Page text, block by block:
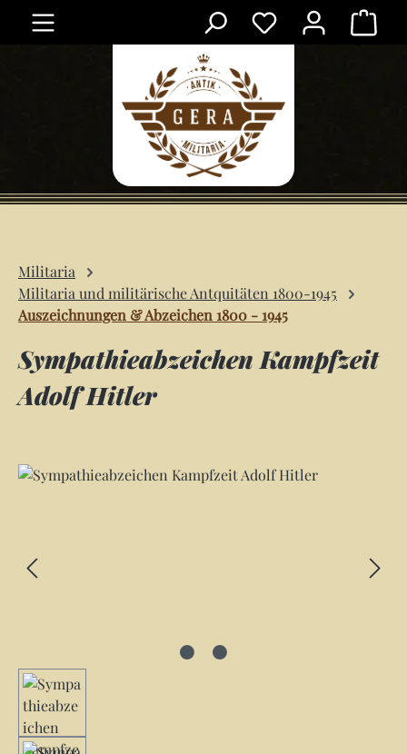
Zum Hauptinhalt springen
Militaria
Militaria und militärische Antquitäten 1800-1945
Auszeichnungen & Abzeichen 1800 - 1945
Sympathieabzeichen Kampfzeit
Adolf Hitler
Bildergalerie überspringen